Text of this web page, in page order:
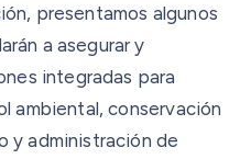
presentamos algunos
a asegurar y
integradas para
ambiental, conservación
y administración de